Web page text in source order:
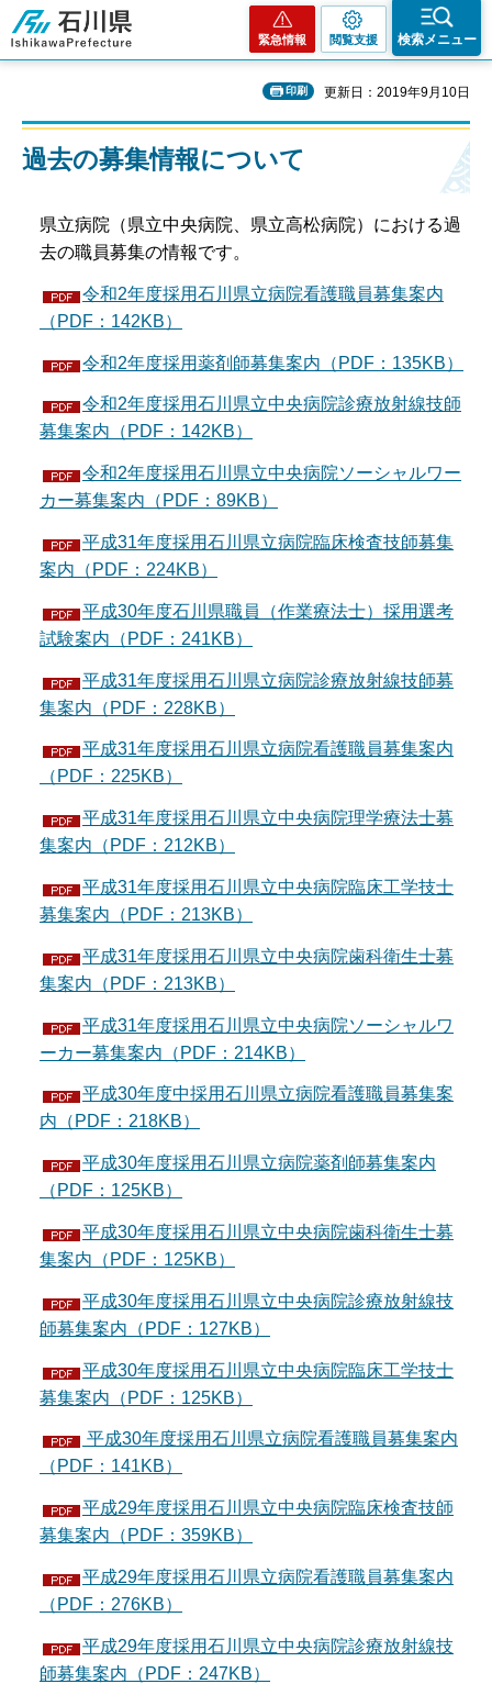
石川県
緊急情報 閲覧支援 検索メニュー
印刷 更新日：2019年9月10日
過去の募集情報について
県立病院（県立中央病院、県立高松病院）における過
去の職員募集の情報です。
令和2年度採用石川県立病院看護職員募集案内
（PDF：142KB）
令和2年度採用薬剤師募集案内（PDF：135KB）
令和2年度採用石川県立中央病院診療放射線技師
募集案内（PDF：142KB）
令和2年度採用石川県立中央病院ソーシャルワー
カー募集案内（PDF：89KB）
平成31年度採用石川県立病院臨床検査技師募集
案内（PDF：224KB）
平成30年度石川県職員（作業療法士）採用選考
試験案内（PDF：241KB）
平成31年度採用石川県立病院診療放射線技師募
集案内（PDF：228KB）
平成31年度採用石川県立病院看護職員募集案内
（PDF：225KB）
平成31年度採用石川県立中央病院理学療法士募
集案内（PDF：212KB）
平成31年度採用石川県立中央病院臨床工学技士
募集案内（PDF：213KB）
平成31年度採用石川県立中央病院歯科衛生士募
集案内（PDF：213KB）
平成31年度採用石川県立中央病院ソーシャルワ
ーカー募集案内（PDF：214KB）
平成30年度中採用石川県立病院看護職員募集案
内（PDF：218KB）
平成30年度採用石川県立病院薬剤師募集案内
（PDF：125KB）
平成30年度採用石川県立中央病院歯科衛生士募
集案内（PDF：125KB）
平成30年度採用石川県立中央病院診療放射線技
師募集案内（PDF：127KB）
平成30年度採用石川県立中央病院臨床工学技士
募集案内（PDF：125KB）
平成30年度採用石川県立病院看護職員募集案内
（PDF：141KB）
平成29年度採用石川県立中央病院臨床検査技師
募集案内（PDF：359KB）
平成29年度採用石川県立病院看護職員募集案内
（PDF：276KB）
平成29年度採用石川県立中央病院診療放射線技
師募集案内（PDF：247KB）